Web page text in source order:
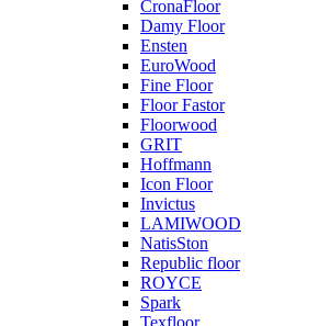
CronaFloor
Damy Floor
Ensten
EuroWood
Fine Floor
Floor Fastor
Floorwood
GRIT
Hoffmann
Icon Floor
Invictus
LAMIWOOD
NatisSton
Republic floor
ROYCE
Spark
Texfloor